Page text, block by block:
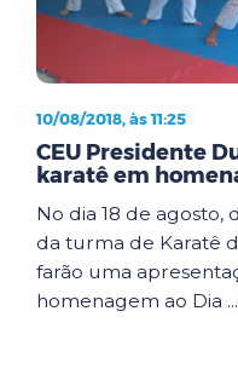
10/08/2018, às 11:25
CEU Presidente
karatê em
No dia 18 de agosto,
da turma de Karatê
farão uma
homenagem ao Dia ...